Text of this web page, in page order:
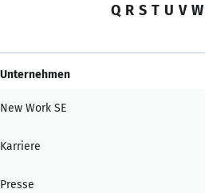
Q R S T U V W
Unternehmen
New Work SE
Karriere
Presse